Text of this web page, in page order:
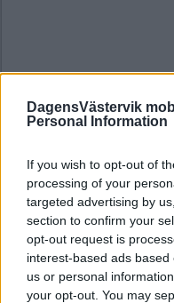
DagensVästervik
Personal Information
If you wish to opt-out of
processing of your
targeted advertising by
section to confirm your
opt-out request is
interest-based ads
us or personal
your opt-out. You may